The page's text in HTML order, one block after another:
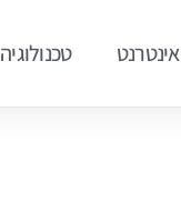
אינטרנט טכנולוגיה